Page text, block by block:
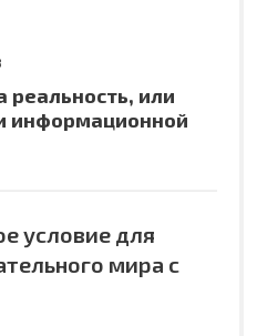
реальность, или
информационной
условие для
мира с